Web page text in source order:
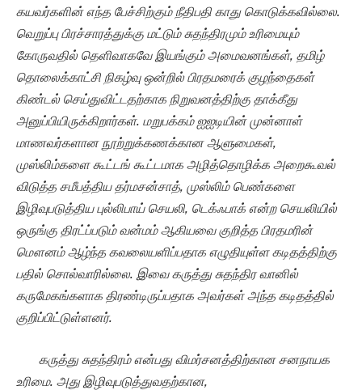
கயவர்களின் எந்த பேச்சிற்கும் நீதிபதி காது கொடுக்கவில்லை.
வெறுப்பு பிரச்சாரத்துக்கு மட்டும் சுதந்திரமும் உரிமையும்
கோருவதில் தெளிவாகவே இயங்கும் அமைவனங்கள், தமிழ்
தொலைக்காட்சி நிகழ்வு ஒன்றில் பிரதமரைக் குழந்தைகள்
கிண்டல் செய்துவிட்டதற்காக நிறுவனத்திற்கு தாக்கீது
அனுப்பியிருக்கிறார்கள். மறுபக்கம் ஐஐடியின் முன்னாள்
மாணவர்களான நூற்றுக்கணக்கான ஆளுமைகள்,
முஸ்லிம்களை கூட்டங் கூட்டமாக அழித்தொழிக்க அறைகூவல்
விடுத்த சமீபத்திய தர்மசன்சாத், முஸ்லிம் பெண்களை
இழிவுபடுத்திய புல்லிபாய் செயலி, டெக்ஃபாக் என்ற செயலியில்
ஒருங்கு திரட்ப்படும் வன்மம் ஆகியவை குறித்த பிரதமரின்
மௌனம் ஆழ்ந்த கவலையளிப்பதாக எழுதியுள்ள கடிதத்திற்கு
பதில் சொல்வாரில்லை. இவை கருத்து சுதந்திர வானில்
கருமேகங்களாக திரண்டிருப்பதாக அவர்கள் அந்த கடிதத்தில்
குறிப்பிட்டுள்ளனர்.
கருத்து சுதந்திரம் என்பது விமர்சனத்திற்கான சனநாயக
உரிமை. அது இழிவுபடுத்துவதற்கான,